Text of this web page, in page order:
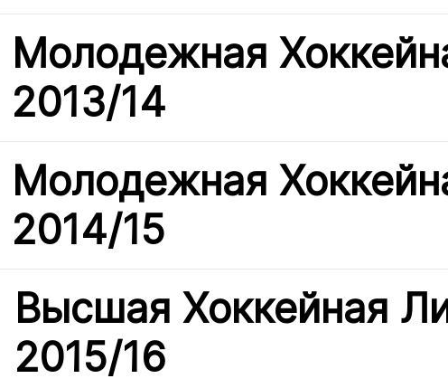
Молодежная
2013/14
Молодежная
2014/15
Высшая Хоккейная
2015/16